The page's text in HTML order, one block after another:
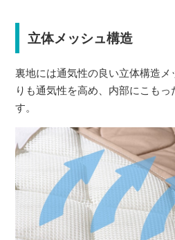
立体メッシュ構造
裏地には通気性の良い立体構造メ
りも通気性を高め、内部にこも
す。